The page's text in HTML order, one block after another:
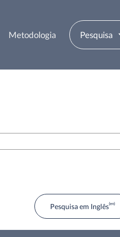
Metodologia Pesquisa
Pesquisa em Inglês